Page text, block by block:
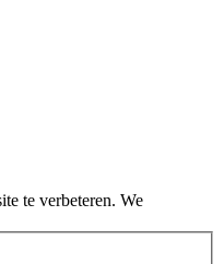
te verbeteren. We